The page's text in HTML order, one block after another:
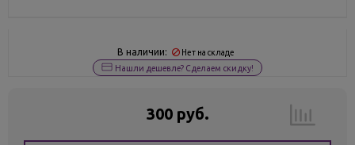
В наличии: Нет на складе
Нашли дешевле? Сделаем скидку!
300 руб.